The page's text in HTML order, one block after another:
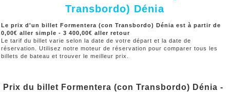
Transbordo) Dénia
Le prix d'un billet Formentera (con Transbordo) Dénia est à partir de
0,00€ aller simple - 3 400,00€ aller retour
Le tarif du billet varie selon la date de votre départ et la date de
réservation. Utilisez notre moteur de réservation pour comparer tous les
billets de bateau et trouver le meilleur prix.
Prix du billet Formentera (con Transbordo) Dénia -